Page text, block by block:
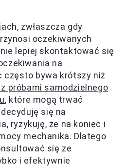
zwłaszcza gdy
oczekiwanych
lepiej skontaktować się
na
często bywa krótszy niż
próbami samodzielnego
, które mogą trwać
się na
ryzykuję, że na koniec i
mechanika. Dlatego
się ze
i efektywnie